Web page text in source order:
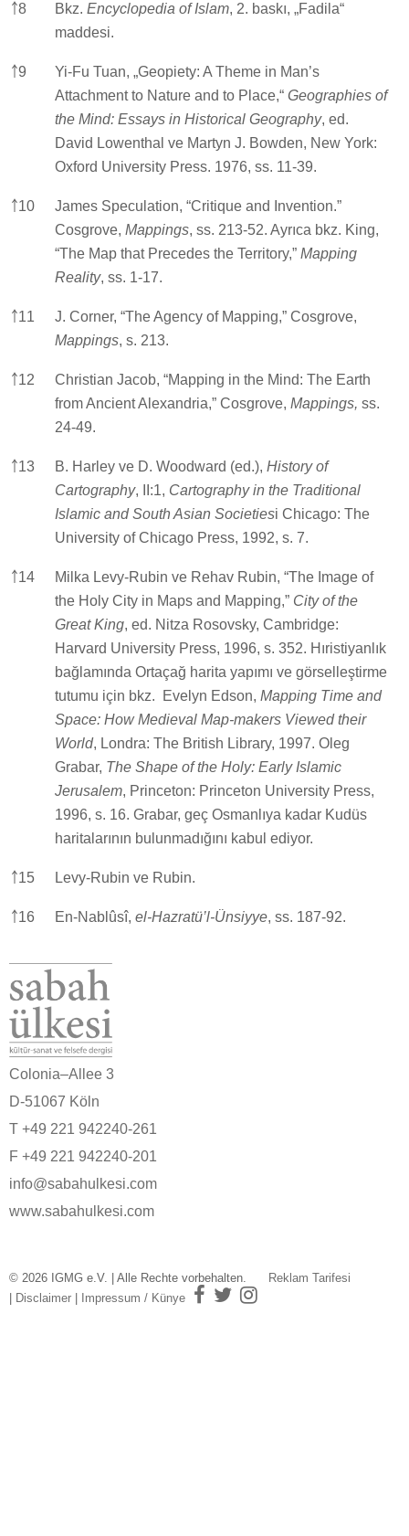
￪8 Bkz. Encyclopedia of Islam, 2. baskı, „Fadila“
maddesi.
￪9
Yi-Fu Tuan, „Geopiety: A Theme in Man’s
Attachment to Nature and to Place,“ Geographies of
the Mind: Essays in Historical Geography, ed.
David Lowenthal ve Martyn J. Bowden, New York:
Oxford University Press. 1976, ss. 11-39.
￪10
James Speculation, “Critique and Invention.”
Cosgrove, Mappings, ss. 213-52. Ayrıca bkz. King,
“The Map that Precedes the Territory,” Mapping
Reality, ss. 1-17.
￪11
J. Corner, “The Agency of Mapping,” Cosgrove,
Mappings, s. 213.
￪12
Christian Jacob, “Mapping in the Mind: The Earth
from Ancient Alexandria,” Cosgrove, Mappings, ss.
24-49.
￪13 B. Harley ve D. Woodward (ed.), History of
Cartography, II:1, Cartography in the Traditional
Islamic and South Asian Societiesi Chicago: The
University of Chicago Press, 1992, s. 7.
￪14
Milka Levy-Rubin ve Rehav Rubin, “The Image of
the Holy City in Maps and Mapping,” City of the
Great King, ed. Nitza Rosovsky, Cambridge:
Harvard University Press, 1996, s. 352. Hıristiyanlık
bağlamında Ortaçağ harita yapımı ve görselleştirme
tutumu için bkz. Evelyn Edson, Mapping Time and
Space: How Medieval Map-makers Viewed their
World, Londra: The British Library, 1997. Oleg
Grabar, The Shape of the Holy: Early Islamic
Jerusalem, Princeton: Princeton University Press,
1996, s. 16. Grabar, geç Osmanlıya kadar Kudüs
haritalarının bulunmadığını kabul ediyor.
￪15 Levy-Rubin ve Rubin.
￪16 En-Nablûsî, el-Hazratü’l-Ünsiyye, ss. 187-92.
Colonia–Allee 3
D-51067 Köln
T +49 221 942240-261
F +49 221 942240-201
info@sabahulkesi.com
www.sabahulkesi.com
© 2026 IGMG e.V. | Alle Rechte vorbehalten.
Reklam Tarifesi
Disclaimer Impressum / Künye